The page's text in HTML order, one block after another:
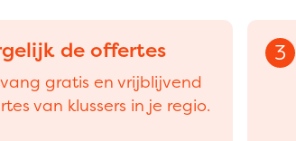
de offertes
gratis en vrijblijvend
van klussers in je regio.
3